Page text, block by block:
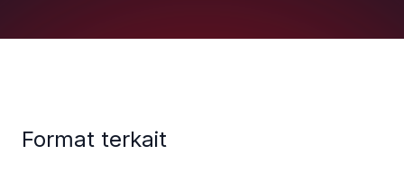
Format terkait